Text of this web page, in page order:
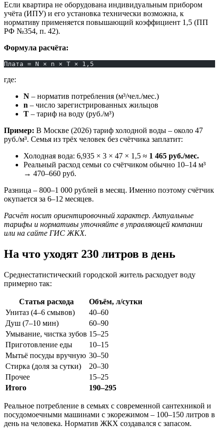
Если квартира не оборудована индивидуальным прибором
учёта (ИПУ) и его установка технически возможна, к
нормативу применяется повышающий коэффициент 1,5 (ПП
РФ №354, п. 42).
Формула расчёта:
Плата = N × n × T × 1,5
где:
N – норматив потребления (м³/чел./мес.)
n – число зарегистрированных жильцов
T – тариф на воду (руб./м³)
Пример: В Москве (2026) тариф холодной воды – около 47
руб./м³. Семья из трёх человек без счётчика заплатит:
Холодная вода: 6,935 × 3 × 47 × 1,5 ≈ 1 465 руб./мес.
Реальный расход семьи со счётчиком обычно 10–14 м³
→ 470–660 руб.
Разница – 800–1 000 рублей в месяц. Именно поэтому счётчик
окупается за 6–12 месяцев.
Расчёт носит ориентировочный характер. Актуальные
тарифы и нормативы уточняйте в управляющей компании
или на сайте ГИС ЖКХ.
На что уходят 230 литров в день
Среднестатистический городской житель расходует воду
примерно так:
Статья расхода
Объём, л/сутки
Унитаз (4–6 смывов)
40–60
Душ (7–10 мин)
60–90
Умывание, чистка зубов 15–25
Приготовление еды
10–15
Мытьё посуды вручную 30–50
Стирка (доля за сутки)
20–30
Прочее
15–25
Итого
190–295
Реальное потребление в семьях с современной сантехникой и
посудомоечными машинами с экорежимом – 100–150 литров в
день на человека. Норматив ЖКХ создавался с запасом.